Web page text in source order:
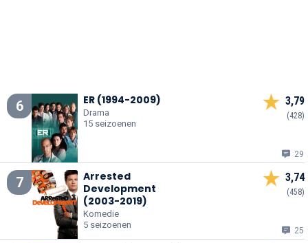
6 ER (1994-2009)
Drama
15 seizoenen
3,79
(428)
29
7
Arrested
Development
(2003-2019)
Komedie
5 seizoenen
3,74
(458)
25